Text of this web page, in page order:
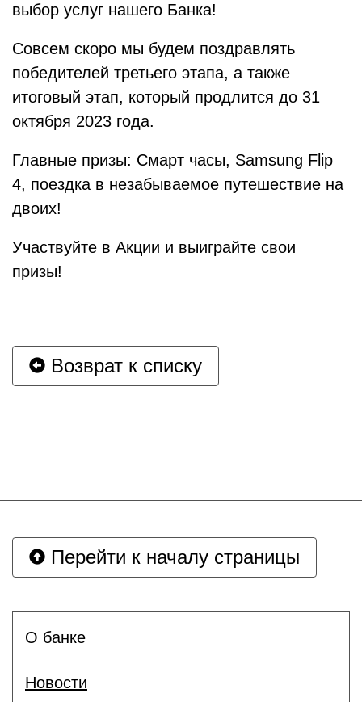
выбор услуг нашего Банка!
Совсем скоро мы будем поздравлять
победителей третьего этапа, а также
итоговый этап, который продлится до 31
октября 2023 года.
Главные призы: Смарт часы, Samsung Flip
4, поездка в незабываемое путешествие на
двоих!
Участвуйте в Акции и выиграйте свои
призы!
Возврат к списку
Перейти к началу страницы
О банке
Новости